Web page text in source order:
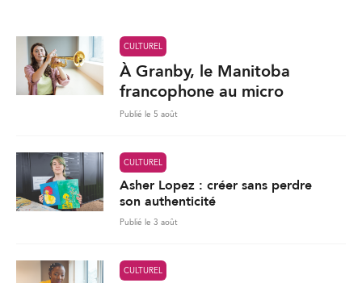
CULTUREL
À Granby, le Manitoba
francophone au micro
Publié le 5 août
CULTUREL
Asher Lopez : créer sans perdre
son authenticité
Publié le 3 août
CULTUREL